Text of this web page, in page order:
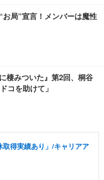
局”宣言！メンバーは魔性
棲みついた』第2回、桐谷
コを助けて」
得実績あり」/キャリアア